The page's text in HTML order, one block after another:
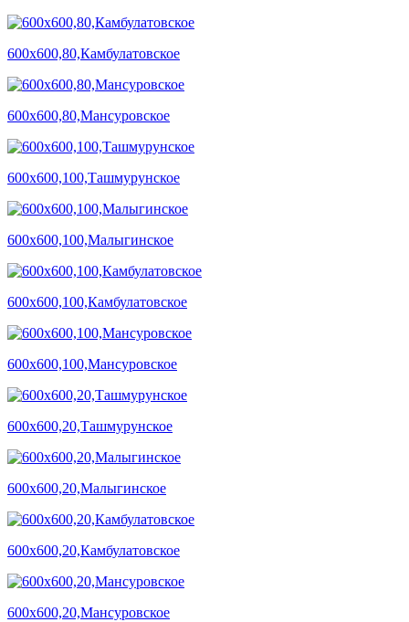
600х600,80,Камбулатовское
600х600,80,Мансуровское
600х600,100,Ташмурунское
600х600,100,Малыгинское
600х600,100,Камбулатовское
600х600,100,Мансуровское
600х600,20,Ташмурунское
600х600,20,Малыгинское
600х600,20,Камбулатовское
600х600,20,Мансуровское